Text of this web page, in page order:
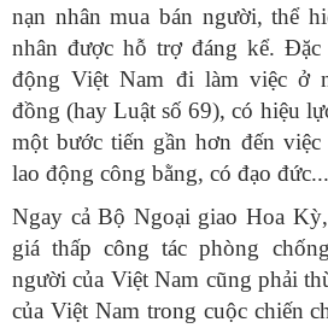
nạn nhân mua bán người, thể
nhân được hỗ trợ đáng kể.
động Việt Nam đi làm việc ở
đồng (hay Luật số 69), có hiệu
một bước tiến gần hơn đến
lao động công bằng, có đạo đức...
Ngay cả Bộ Ngoại giao Hoa
giá thấp công tác phòng
người của Việt Nam cũng phải
của Việt Nam trong cuộc chiến